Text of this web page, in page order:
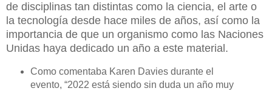
de disciplinas tan distintas como la ciencia, el arte o
la tecnología desde hace miles de años, así como la
importancia de que un organismo como las Naciones
Unidas haya dedicado un año a este material.
Como comentaba Karen Davies durante el
evento, “2022 está siendo sin duda un año muy